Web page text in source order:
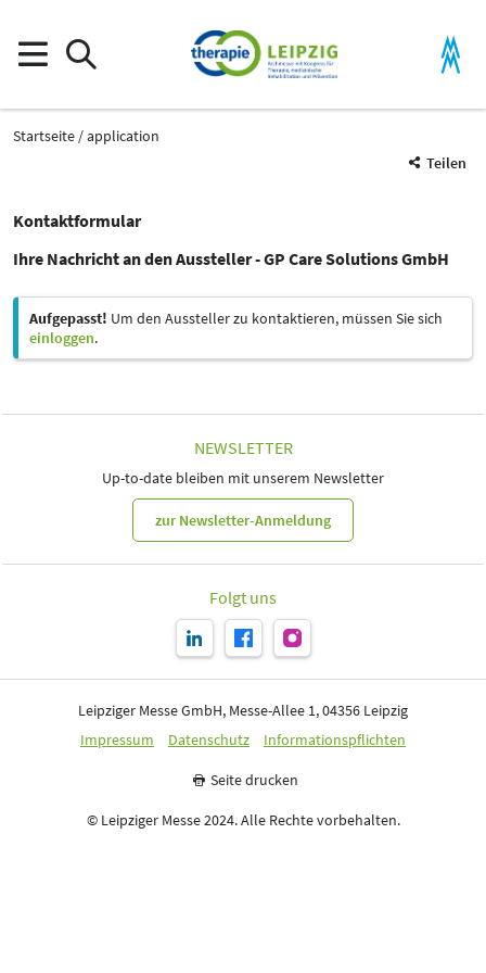
Startseite
application
Teilen
Kontaktformular
Ihre Nachricht an den Aussteller - GP Care Solutions GmbH
Aufgepasst! Um den Aussteller zu kontaktieren, müssen Sie sich
einloggen.
NEWSLETTER
Up-to-date bleiben mit unserem Newsletter
zur Newsletter-Anmeldung
Folgt uns
Leipziger Messe GmbH, Messe-Allee 1, 04356 Leipzig
Impressum
Datenschutz Informationspflichten
Seite drucken
© Leipziger Messe 2024. Alle Rechte vorbehalten.